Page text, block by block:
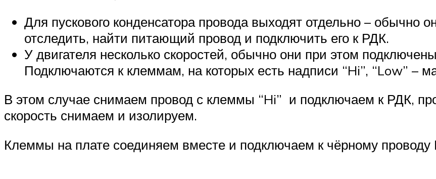
Для пускового конденсатора провода выходят отдельно – обычно
отследить, найти питающий провод и подключить его к РДК.
У двигателя несколько скоростей, обычно они при этом
Подключаются к клеммам, на которых есть надписи “Hi”, “Low” –
В этом случае снимаем провод с клеммы “Hi” и подключаем к РДК,
скорость снимаем и изолируем.
Клеммы на плате соединяем вместе и подключаем к чёрному проводу